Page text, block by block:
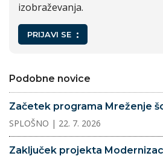
izobraževanja.
PRIJAVI SE
Podobne novice
Začetek programa Mreženje
SPLOŠNO | 22. 7. 2026
Zaključek projekta